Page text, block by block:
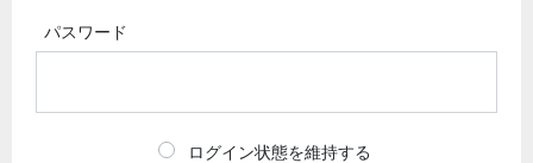
パスワード
ログイン状態を維持する